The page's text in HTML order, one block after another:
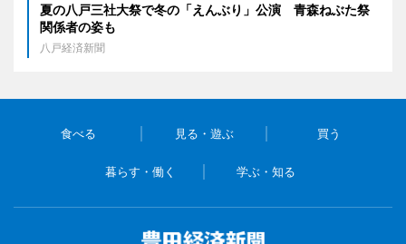
夏の八戸三社大祭で冬の「えんぶり」公演 青森ねぶた祭
関係者の姿も
八戸経済新聞
食べる 見る・遊ぶ 買う
暮らす・働く 学ぶ・知る